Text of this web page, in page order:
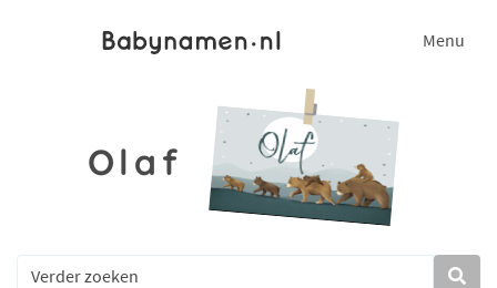
Menu
Olaf